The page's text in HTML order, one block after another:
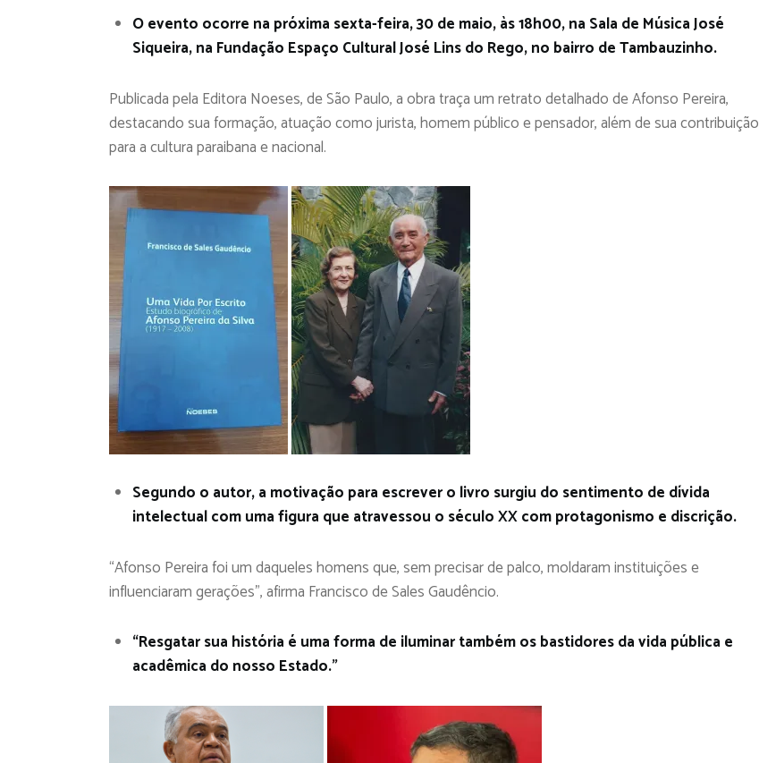
O evento ocorre na próxima sexta-feira, 30 de maio, às 18h00, na Sala de Música José
Siqueira, na Fundação Espaço Cultural José Lins do Rego, no bairro de Tambauzinho.
Publicada pela Editora Noeses, de São Paulo, a obra traça um retrato detalhado de Afonso Pereira,
destacando sua formação, atuação como jurista, homem público e pensador, além de sua contribuição
para a cultura paraibana e nacional.
Segundo o autor, a motivação para escrever o livro surgiu do sentimento de dívida
intelectual com uma figura que atravessou o século XX com protagonismo e discrição.
“Afonso Pereira foi um daqueles homens que, sem precisar de palco, moldaram instituições e
influenciaram gerações”, afirma Francisco de Sales Gaudêncio.
“Resgatar sua história é uma forma de iluminar também os bastidores da vida pública e
acadêmica do nosso Estado.”